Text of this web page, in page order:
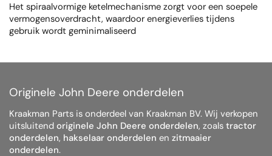
Het spiraalvormige ketelmechanisme zorgt voor een soepele
vermogensoverdracht, waardoor energieverlies tijdens
gebruik wordt geminimaliseerd
Originele John Deere onderdelen
Kraakman Parts is onderdeel van Kraakman BV. Wij verkopen
uitsluitend originele John Deere onderdelen, zoals tractor
onderdelen, hakselaar onderdelen en zitmaaier
onderdelen.